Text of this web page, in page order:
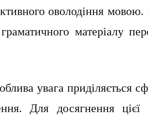
оволодіння мовою.
матеріалу
увага приділяється
Для досягнення цієї